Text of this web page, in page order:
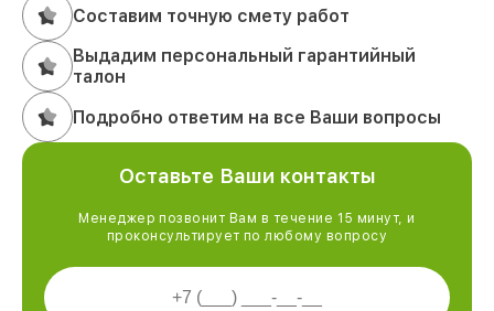
Составим точную смету работ
Выдадим персональный гарантийный
талон
Подробно ответим на все Ваши вопросы
Оставьте Ваши контакты
Менеджер позвонит Вам в течение 15 минут, и
проконсультирует по любому вопросу